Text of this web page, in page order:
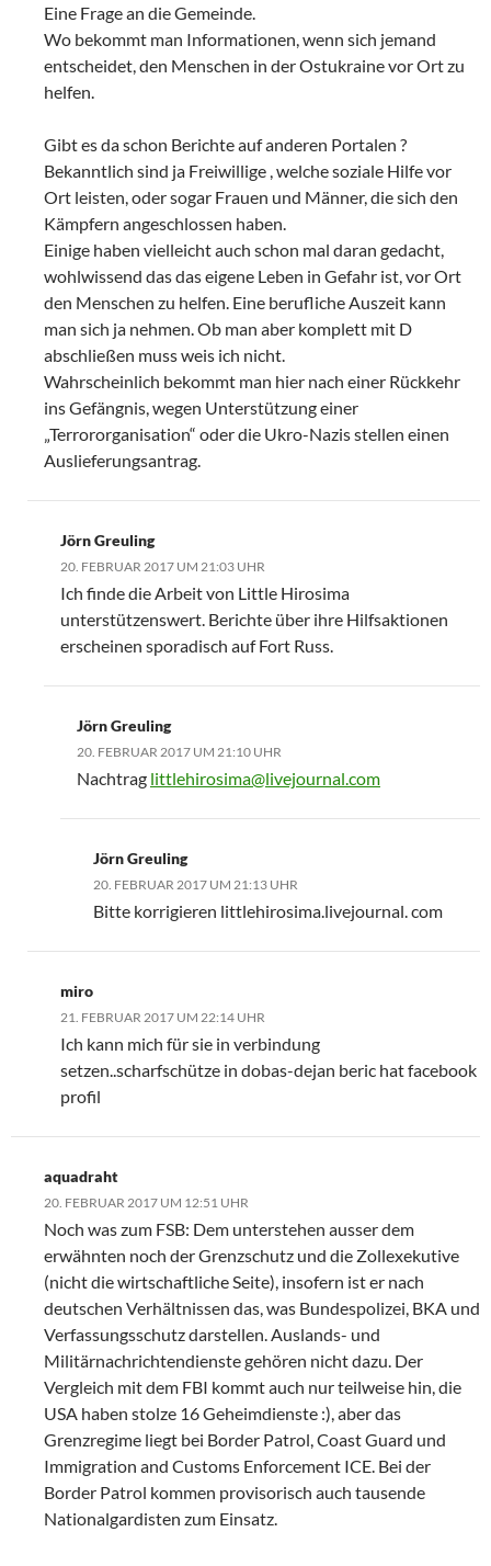
Eine Frage an die Gemeinde.
Wo bekommt man Informationen, wenn sich jemand
entscheidet, den Menschen in der Ostukraine vor Ort zu
helfen.
Gibt es da schon Berichte auf anderen Portalen ?
Bekanntlich sind ja Freiwillige , welche soziale Hilfe vor
Ort leisten, oder sogar Frauen und Männer, die sich den
Kämpfern angeschlossen haben.
Einige haben vielleicht auch schon mal daran gedacht,
wohlwissend das das eigene Leben in Gefahr ist, vor Ort
den Menschen zu helfen. Eine berufliche Auszeit kann
man sich ja nehmen. Ob man aber komplett mit D
abschließen muss weis ich nicht.
Wahrscheinlich bekommt man hier nach einer Rückkehr
ins Gefängnis, wegen Unterstützung einer
„Terrororganisation“ oder die Ukro-Nazis stellen einen
Auslieferungsantrag.
Jörn Greuling
20. FEBRUAR 2017 UM 21:03 UHR
Ich finde die Arbeit von Little Hirosima
unterstützenswert. Berichte über ihre Hilfsaktionen
erscheinen sporadisch auf Fort Russ.
Jörn Greuling
20. FEBRUAR 2017 UM 21:10 UHR
Nachtrag littlehirosima@livejournal.com
Jörn Greuling
20. FEBRUAR 2017 UM 21:13 UHR
Bitte korrigieren littlehirosima.livejournal. com
miro
21. FEBRUAR 2017 UM 22:14 UHR
Ich kann mich für sie in verbindung
setzen..scharfschütze in dobas-dejan beric hat facebook
profil
aquadraht
20. FEBRUAR 2017 UM 12:51 UHR
Noch was zum FSB: Dem unterstehen ausser dem
erwähnten noch der Grenzschutz und die Zollexekutive
(nicht die wirtschaftliche Seite), insofern ist er nach
deutschen Verhältnissen das, was Bundespolizei, BKA und
Verfassungsschutz darstellen. Auslands- und
Militärnachrichtendienste gehören nicht dazu. Der
Vergleich mit dem FBI kommt auch nur teilweise hin, die
USA haben stolze 16 Geheimdienste :), aber das
Grenzregime liegt bei Border Patrol, Coast Guard und
Immigration and Customs Enforcement ICE. Bei der
Border Patrol kommen provisorisch auch tausende
Nationalgardisten zum Einsatz.